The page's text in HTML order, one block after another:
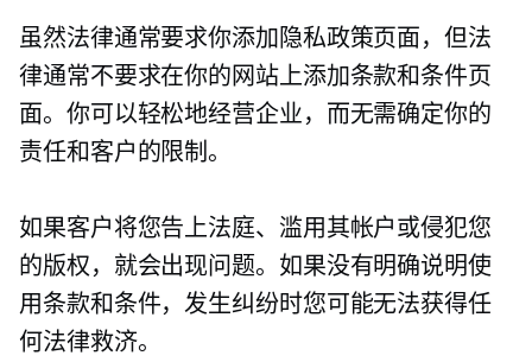
虽然法律通常要求你添加隐私政策页面，但法
律通常不要求在你的网站上添加条款和条件页
面。你可以轻松地经营企业，而无需确定你的
责任和客户的限制。
如果客户将您告上法庭、滥用其帐户或侵犯您
的版权，就会出现问题。如果没有明确说明使
用条款和条件，发生纠纷时您可能无法获得任
何法律救济。